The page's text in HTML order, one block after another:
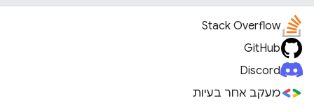
Stack Overflow
GitHub
Discord
מעקב אחר בעיות